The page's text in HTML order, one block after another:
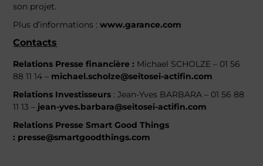
son projet.
Plus d’informations :www.garance.com
Contacts
Relations Presse financière : Michael SCHOLZE – 01 56
88 11 14 – michael.scholze@seitosei-actifin.com
Relations Investisseurs : Jean-Yves BARBARA – 01 56 88
11 13 – jean-yves.barbara@seitosei-actifin.com
Relations Presse Smart Good Things
: presse@smartgoodthings.com